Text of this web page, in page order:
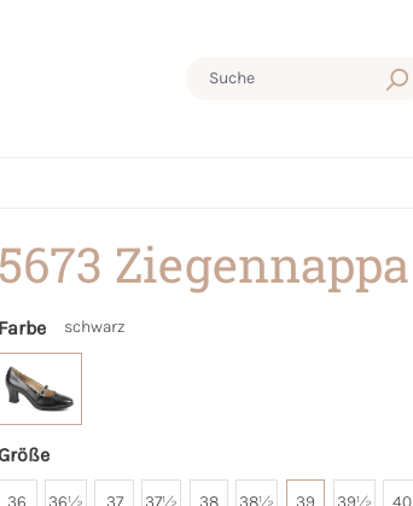
5673 Ziegennappa
Farbe schwarz
36 36½ 37 37½ 38 38½ 39 39½ 40